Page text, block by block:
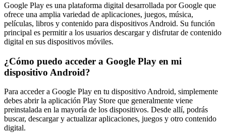
Google Play es una plataforma digital desarrollada por Google que
ofrece una amplia variedad de aplicaciones, juegos, música,
películas, libros y contenido para dispositivos Android. Su función
principal es permitir a los usuarios descargar y disfrutar de contenido
digital en sus dispositivos móviles.
¿Cómo puedo acceder a Google Play en mi
dispositivo Android?
Para acceder a Google Play en tu dispositivo Android, simplemente
debes abrir la aplicación Play Store que generalmente viene
preinstalada en la mayoría de los dispositivos. Desde allí, podrás
buscar, descargar y actualizar aplicaciones, juegos y otro contenido
digital.